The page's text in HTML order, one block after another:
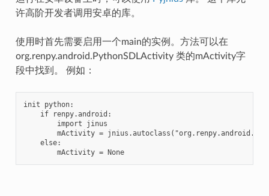
许高阶开发者调用安卓的库。
使用时首先需要启用一个main的实例。方法可以在
org.renpy.android.PythonSDLActivity 类的mActivity字
段中找到。 例如：
init python:
    if renpy.android:
        import jinus
mActivity =
    else:
        mActivity = None